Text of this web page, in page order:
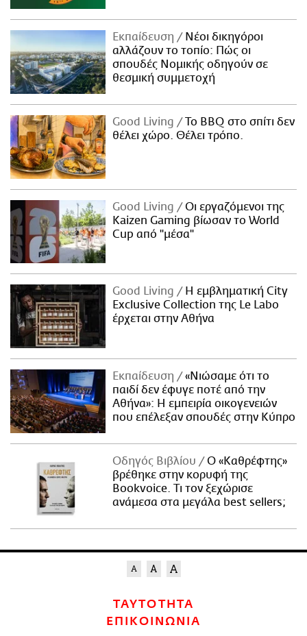
Εκπαίδευση
Νέοι δικηγόροι
αλλάζουν το τοπίο: Πώς οι
σπουδές Νομικής οδηγούν σε
θεσμική συμμετοχή
Good Living
Το BBQ στο σπίτι δεν
θέλει χώρο. Θέλει τρόπο.
Good Living
Οι εργαζόμενοι της
Kaizen Gaming βίωσαν το World
Cup από "μέσα"
Good Living
Η εμβληματική City
Exclusive Collection της Le Labo
έρχεται στην Αθήνα
Εκπαίδευση
«Νιώσαμε ότι το
παιδί δεν έφυγε ποτέ από την
Αθήνα»: Η εμπειρία οικογενειών
που επέλεξαν σπουδές στην Κύπρο
Οδηγός Βιβλίου
Ο «Καθρέφτης»
βρέθηκε στην κορυφή της
Bookvoice. Τι τον ξεχώρισε
ανάμεσα στα μεγάλα best sellers;
ΤΑΥΤΟΤΗΤΑ
ΕΠΙΚΟΙΝΩΝΙΑ